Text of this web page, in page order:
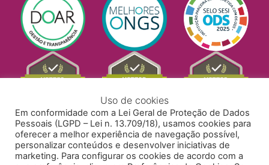
Uso de cookies
Em conformidade com a Lei Geral de Proteção de Dados
Pessoais (LGPD – Lei n. 13.709/18), usamos cookies para
oferecer a melhor experiência de navegação possível,
personalizar conteúdos e desenvolver iniciativas de
marketing. Para configurar os cookies de acordo com a